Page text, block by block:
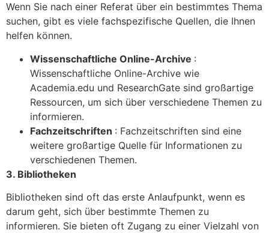
Wenn Sie nach einer Referat über ein bestimmtes Thema
suchen, gibt es viele fachspezifische Quellen, die Ihnen
helfen können.
Wissenschaftliche Online-Archive :
Wissenschaftliche Online-Archive wie
Academia.edu und ResearchGate sind großartige
Ressourcen, um sich über verschiedene Themen zu
informieren.
Fachzeitschriften : Fachzeitschriften sind eine
weitere großartige Quelle für Informationen zu
verschiedenen Themen.
3. Bibliotheken
Bibliotheken sind oft das erste Anlaufpunkt, wenn es
darum geht, sich über bestimmte Themen zu
informieren. Sie bieten oft Zugang zu einer Vielzahl von